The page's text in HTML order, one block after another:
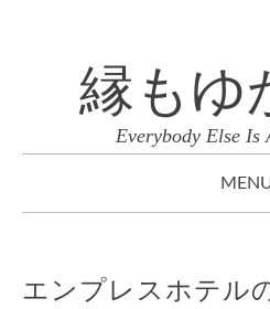
縁もゆ
Everybody Else Is
CONTENT
エンプレスホテル